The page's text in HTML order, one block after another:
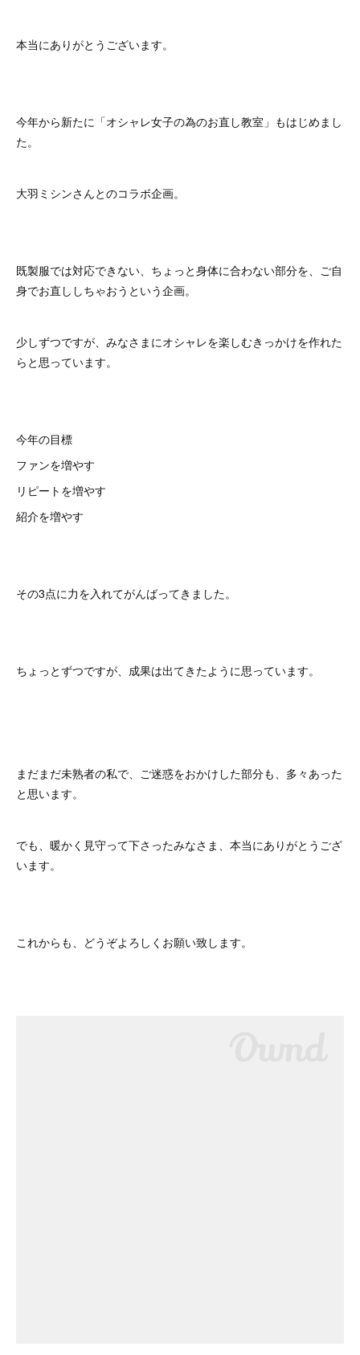
本当にありがとうございます。
今年から新たに「オシャレ女子の為のお直し教室」もはじめまし
た。
大羽ミシンさんとのコラボ企画。
既製服では対応できない、ちょっと身体に合わない部分を、ご自
身でお直ししちゃおうという企画。
少しずつですが、みなさまにオシャレを楽しむきっかけを作れた
らと思っています。
今年の目標
ファンを増やす
リピートを増やす
紹介を増やす
その3点に力を入れてがんばってきました。
ちょっとずつですが、成果は出てきたように思っています。
まだまだ未熟者の私で、ご迷惑をおかけした部分も、多々あった
と思います。
でも、暖かく見守って下さったみなさま、本当にありがとうござ
います。
これからも、どうぞよろしくお願い致します。